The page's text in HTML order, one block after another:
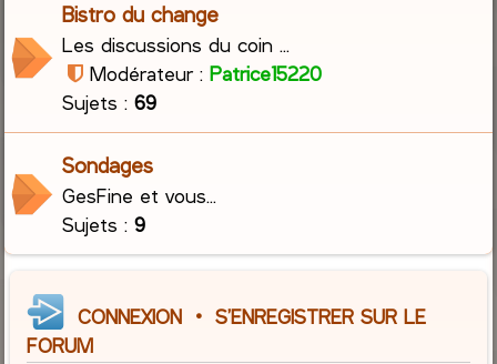
Bistro du change
Les discussions du coin ...
Modérateur : Patrice15220
Sujets :69
Sondages
GesFine et vous...
Sujets :9
CONNEXION •S’ENREGISTRER SUR LE
FORUM